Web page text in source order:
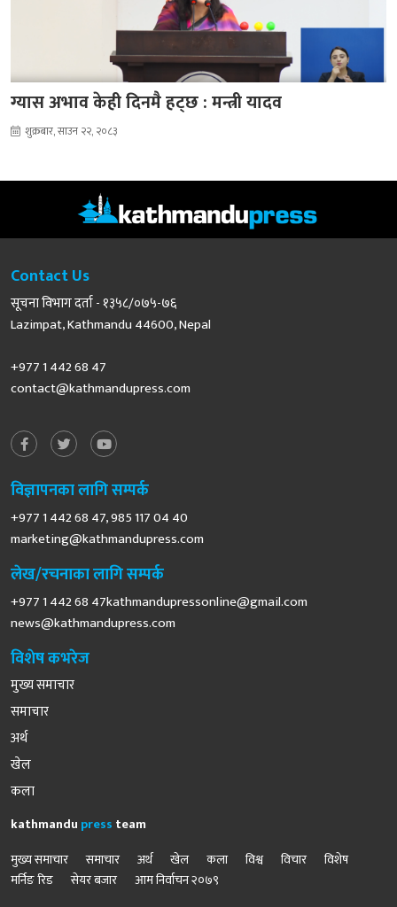
ग्यास अभाव केही दिनमै हट्छ : मन्त्री यादव
शुक्रबार, साउन २२, २०८३
Contact Us
सूचना विभाग दर्ता - १३५८/०७५-७६
Lazimpat, Kathmandu 44600, Nepal
+977 1 442 68 47
contact@kathmandupress.com
विज्ञापनका लागि सम्पर्क
+977 1 442 68 47, 985 117 04 40
marketing@kathmandupress.com
लेख/रचनाका लागि सम्पर्क
+977 1 442 68 47kathmandupressonline@gmail.com
news@kathmandupress.com
विशेष कभरेज
मुख्य समाचार
समाचार
अर्थ
खेल
कला
kathmandu press team
मुख्य समाचार
समाचार अर्थ खेल कला विश्व विचार
विशेष
मर्निङ रिड
सेयर बजार आम निर्वाचन २०७९